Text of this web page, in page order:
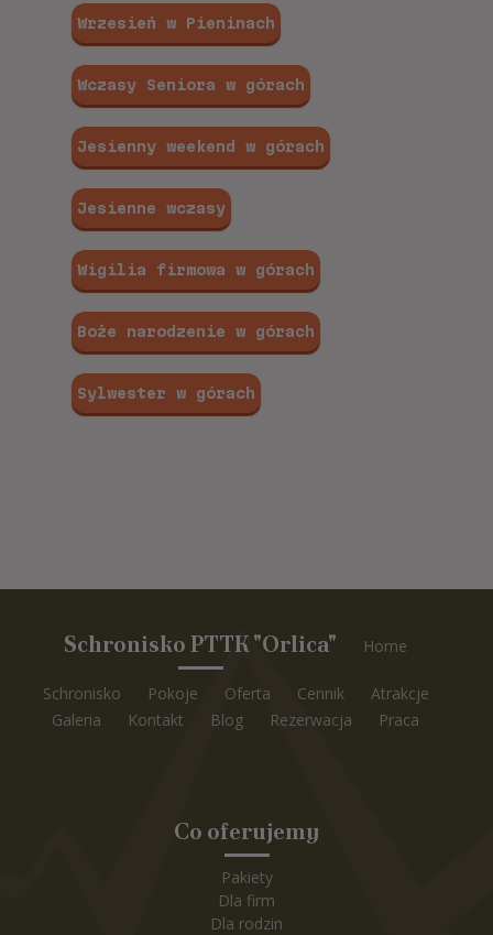
Wrzesień w Pieninach
Wczasy Seniora w górach
Jesienny weekend w górach
Jesienne wczasy
Wigilia firmowa w górach
Boże narodzenie w górach
Sylwester w górach
Schronisko PTTK "Orlica" Home
Schronisko Pokoje Oferta Cennik
Atrakcje
Galeria
Kontakt Blog Rezerwacja Praca
Co oferujemy
Pakiety
Dla firm
Dla rodzin